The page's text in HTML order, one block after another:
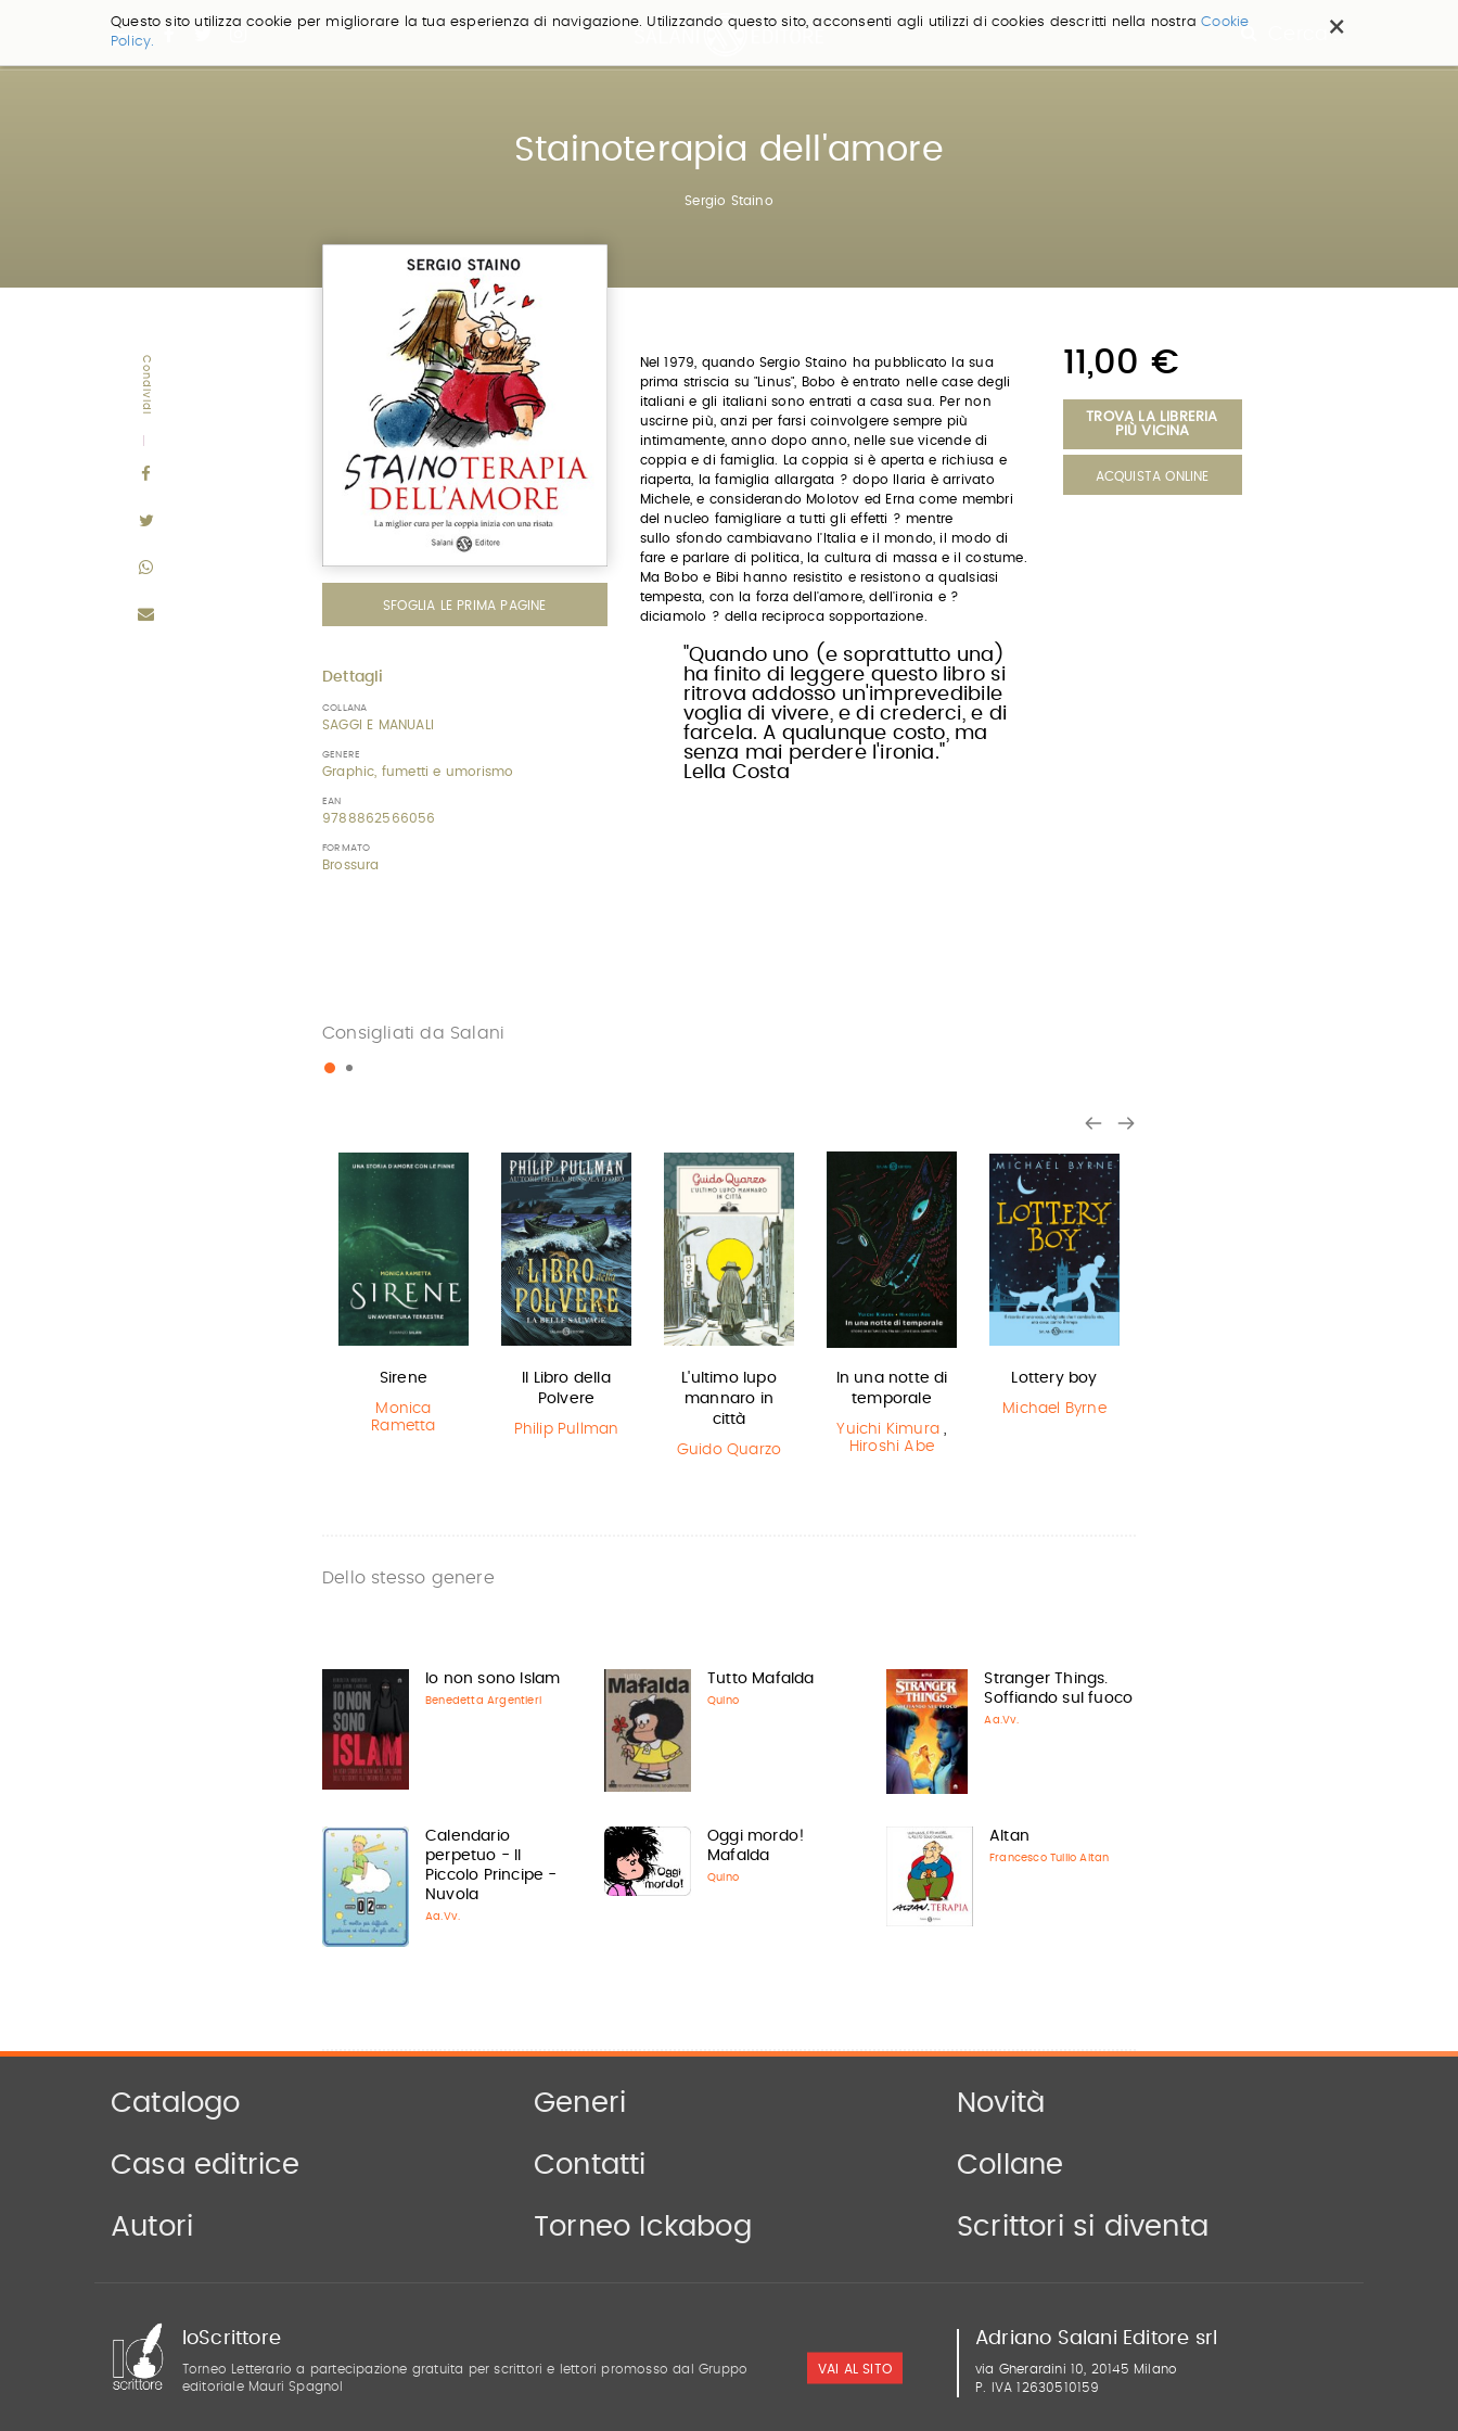
×
Questo sito utilizza cookie per migliorare la tua esperienza di navigazione. Utilizzando questo sito, acconsenti agli utilizzi di cookies descritti nella nostraCookie
Policy.
Cerca ...
Stainoterapia dell'amore
Sergio Staino
Condividi
SFOGLIA LE PRIMA PAGINE
Dettagli
COLLANA
SAGGI E MANUALI
GENERE
Graphic, fumetti e umorismo
EAN
9788862566056
FORMATO
Brossura
Nel 1979, quando Sergio Staino ha pubblicato la sua
prima striscia su "Linus", Bobo è entrato nelle case degli
italiani e gli italiani sono entrati a casa sua. Per non
uscirne più, anzi per farsi coinvolgere sempre più
intimamente, anno dopo anno, nelle sue vicende di
coppia e di famiglia. La coppia si è aperta e richiusa e
riaperta, la famiglia allargata ? dopo Ilaria è arrivato
Michele, e considerando Molotov ed Erna come membri
del nucleo famigliare a tutti gli effetti ? mentre
sullo sfondo cambiavano l'Italia e il mondo, il modo di
fare e parlare di politica, la cultura di massa e il costume.
Ma Bobo e Bibi hanno resistito e resistono a qualsiasi
tempesta, con la forza dell'amore, dell'ironia e ?
diciamolo ? della reciproca sopportazione.
"Quando uno (e soprattutto una)
ha finito di leggere questo libro si
ritrova addosso un'imprevedibile
voglia di vivere, e di crederci, e di
farcela. A qualunque costo, ma
senza mai perdere l'ironia."
Lella Costa
11,00 €
TROVA LA LIBRERIA
PIÙ VICINA
ACQUISTA ONLINE
Consigliati da Salani
Sirene
Monica
Rametta
Il Libro della
Polvere
Philip Pullman
L'ultimo lupo
mannaro in
città
Guido Quarzo
In una notte di
temporale
Yuichi Kimura ,
Hiroshi Abe
Lottery boy
Michael Byrne
Dello stesso genere
Io non sono Islam
Benedetta Argentieri
Tutto Mafalda
Quino
Stranger Things.
Soffiando sul fuoco
Aa.Vv.
Calendario
perpetuo - Il
Piccolo Principe -
Nuvola
Aa.Vv.
Oggi mordo!
Mafalda
Quino
Altan
Francesco Tullio Altan
Catalogo Generi Novità
Casa editrice Contatti Collane
Autori Torneo Ickabog Scrittori si diventa
IoScrittore
Torneo Letterario a partecipazione gratuita per scrittori e lettori promosso dal Gruppo
editoriale Mauri Spagnol
VAI AL SITO
Adriano Salani Editore srl
via Gherardini 10, 20145 Milano
P. IVA 12630510159